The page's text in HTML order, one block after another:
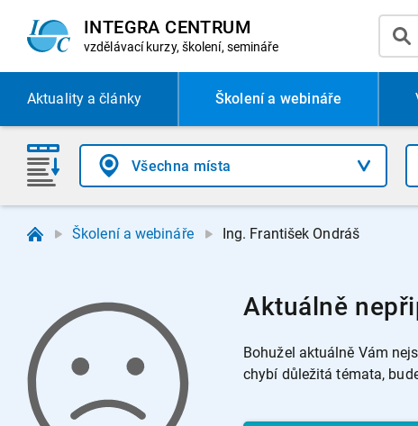
INTEGRA CENTRUM
vzdělávací kurzy, školení, semináře
Aktualitya články Školení a webináře
Školení a webináře Ing. František Ondráš
Aktuálně
Bohužel aktuálně Vám
chybí důležitá témata,